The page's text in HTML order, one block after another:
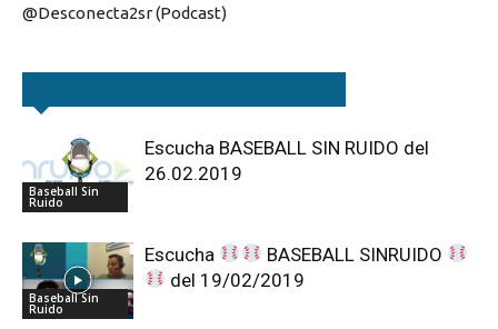
@Desconecta2sr (Podcast)
Baseball Sin
Ruido
Escucha BASEBALL SIN RUIDO del
26.02.2019
Baseball Sin
Ruido
Escucha
BASEBALL SINRUIDO
del 19/02/2019